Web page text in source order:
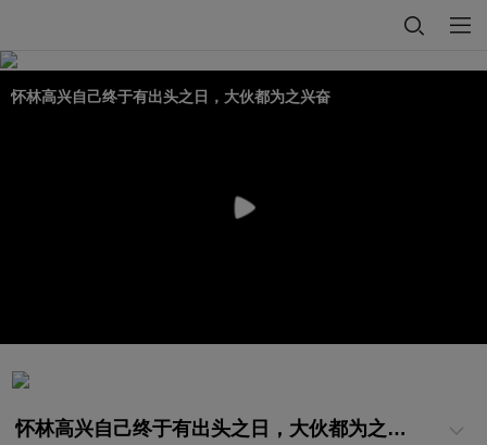
怀林高兴自己终于有出头之日，大伙都为之兴奋
怀林高兴自己终于有出头之日，大伙都为之兴奋